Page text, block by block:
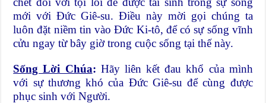
mới với Đức Giê-su. Điều này mời gọi chúng ta
luôn đặt niềm tin vào Đức Ki-tô, để có sự sống vĩnh
cửu ngay từ bây giờ trong cuộc sống tại thế này.
Sống Lời Chúa: Hãy liên kết đau khổ của mình
với sự thương khó của Đức Giê-su để cùng được
phục sinh với Người.